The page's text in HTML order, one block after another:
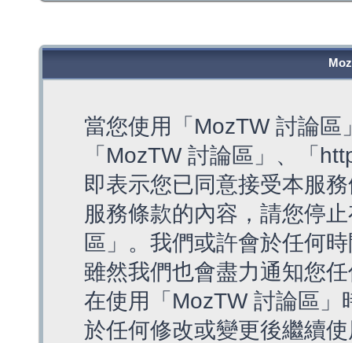
當您使用「MozTW 討論
「MozTW 討論區」、「
即表示您已同意接受本服
服務條款的內容，請您停
區」。我們或許會於任何
雖然我們也會盡力通知您
在使用「MozTW 討論區
於任何修改或變更後繼續